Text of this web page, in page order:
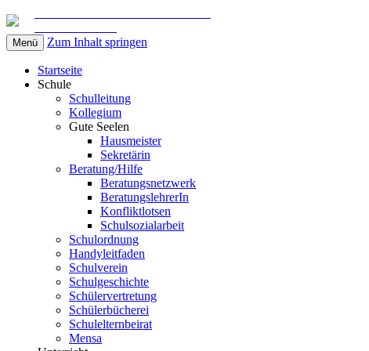
Menü Zum Inhalt springen
Startseite
Schule
Schulleitung
Kollegium
Gute Seelen
Hausmeister
Sekretärin
Beratung/Hilfe
Beratungsnetzwerk
BeratungslehrerIn
Konfliktlotsen
Schulsozialarbeit
Schulordnung
Handyleitfaden
Schulverein
Schulgeschichte
Schülervertretung
Schülerbücherei
Schulelternbeirat
Mensa